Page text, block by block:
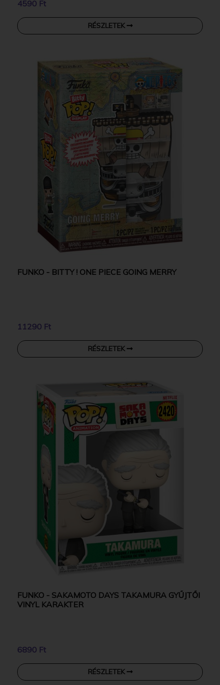
4590 Ft
RÉSZLETEK
FUNKO - BITTY ! ONE PIECE GOING MERRY
11290 Ft
RÉSZLETEK
FUNKO - SAKAMOTO DAYS TAKAMURA GYŰJTŐI
VINYL KARAKTER
6890 Ft
RÉSZLETEK